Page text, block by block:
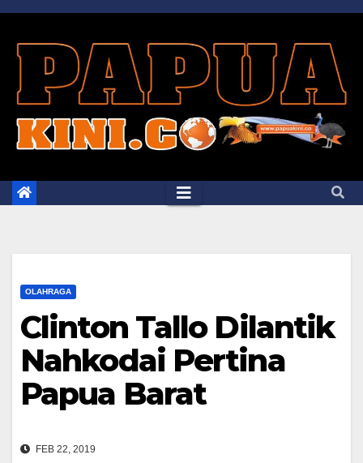
Skip
content
OLAHRAGA
Clinton Tallo Dilantik
Nahkodai Pertina
Papua Barat
FEB 22, 2019